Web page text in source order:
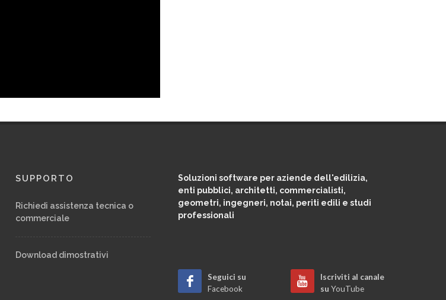
SUPPORTO
Richiedi assistenza tecnica o
commerciale
Download dimostrativi
Soluzioni software per aziende dell'edilizia,
enti pubblici, architetti, commercialisti,
geometri, ingegneri, notai, periti edili e studi
professionali
Seguici su
Facebook
Iscriviti al canale
su YouTube